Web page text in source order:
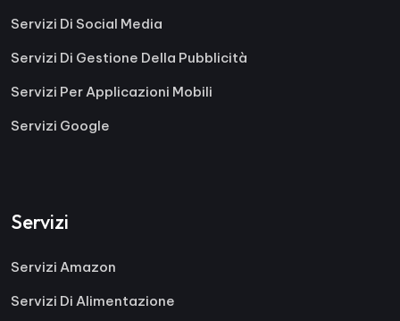
Servizi Di Social Media
Servizi Di Gestione Della Pubblicità
Servizi Per Applicazioni Mobili
Servizi Google
Servizi
Servizi Amazon
Servizi Di Alimentazione